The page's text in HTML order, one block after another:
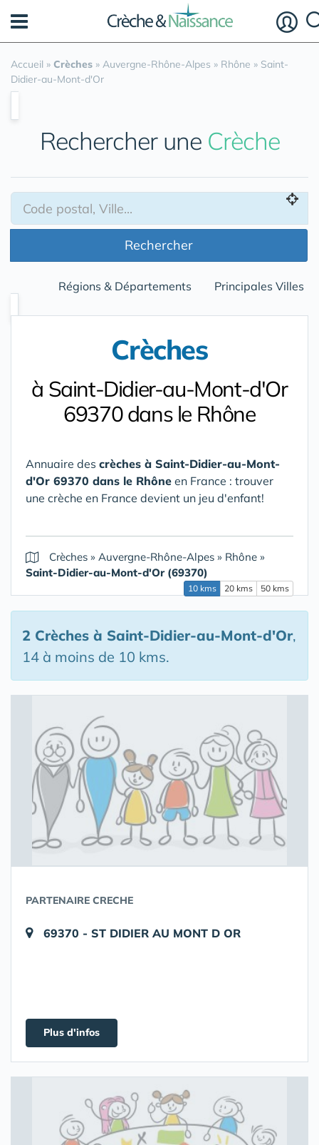
Accueil » Crèches » Auvergne-Rhône-Alpes » Rhône » Saint-
Didier-au-Mont-d'Or
Rechercher une Crèche
Rechercher
Régions & Départements Principales Villes
Crèches
à Saint-Didier-au-Mont-d'Or
69370 dans le Rhône
Annuaire des crèches à Saint-Didier-au-Mont-
d'Or 69370 dans le Rhône en France : trouver
une crèche en France devient un jeu d'enfant!
Crèches » Auvergne-Rhône-Alpes » Rhône »
Saint-Didier-au-Mont-d'Or (69370)
10 kms 20 kms 50 kms
2 Crèches à Saint-Didier-au-Mont-d'Or,
14 à moins de 10 kms.
PARTENAIRE CRECHE
69370 - ST DIDIER AU MONT D OR
Plus d'infos